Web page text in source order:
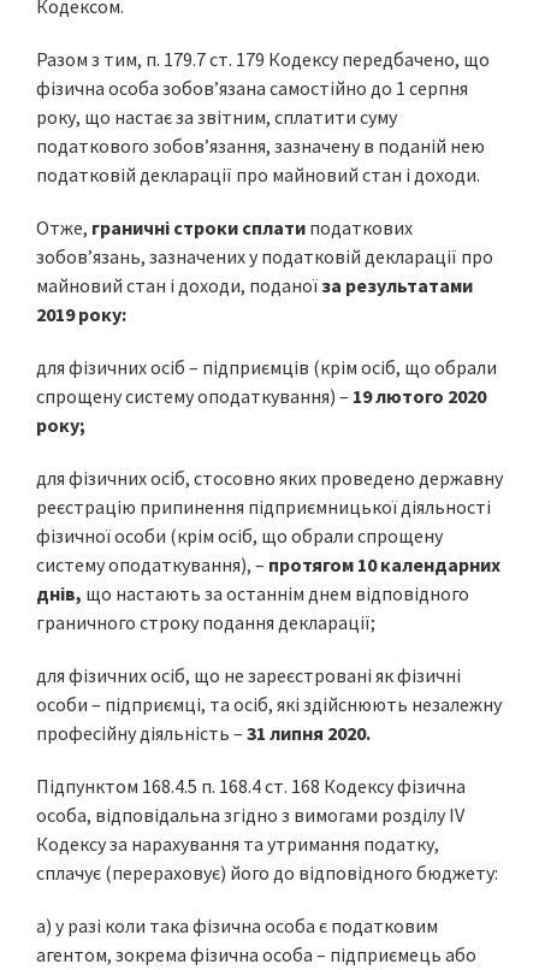
Кодексом.
Разом з тим, п. 179.7 ст. 179 Кодексу передбачено, що
фізична особа зобов’язана самостійно до 1 серпня
року, що настає за звітним, сплатити суму
податкового зобов’язання, зазначену в поданій нею
податковій декларації про майновий стан і доходи.
Отже, граничні строки сплати податкових
зобов’язань, зазначених у податковій декларації про
майновий стан і доходи, поданої за результатами
2019 року:
для фізичних осіб – підприємців (крім осіб, що обрали
спрощену систему оподаткування) – 19 лютого 2020
року;
для фізичних осіб, стосовно яких проведено державну
реєстрацію припинення підприємницької діяльності
фізичної особи (крім осіб, що обрали спрощену
систему оподаткування), – протягом 10 календарних
днів, що настають за останнім днем відповідного
граничного строку подання декларації;
для фізичних осіб, що не зареєстровані як фізичні
особи – підприємці, та осіб, які здійснюють незалежну
професійну діяльність – 31 липня 2020.
Підпунктом 168.4.5 п. 168.4 ст. 168 Кодексу фізична
особа, відповідальна згідно з вимогами розділу IV
Кодексу за нарахування та утримання податку,
сплачує (перераховує) його до відповідного бюджету:
а) у разі коли така фізична особа є податковим
агентом, зокрема фізична особа – підприємець або